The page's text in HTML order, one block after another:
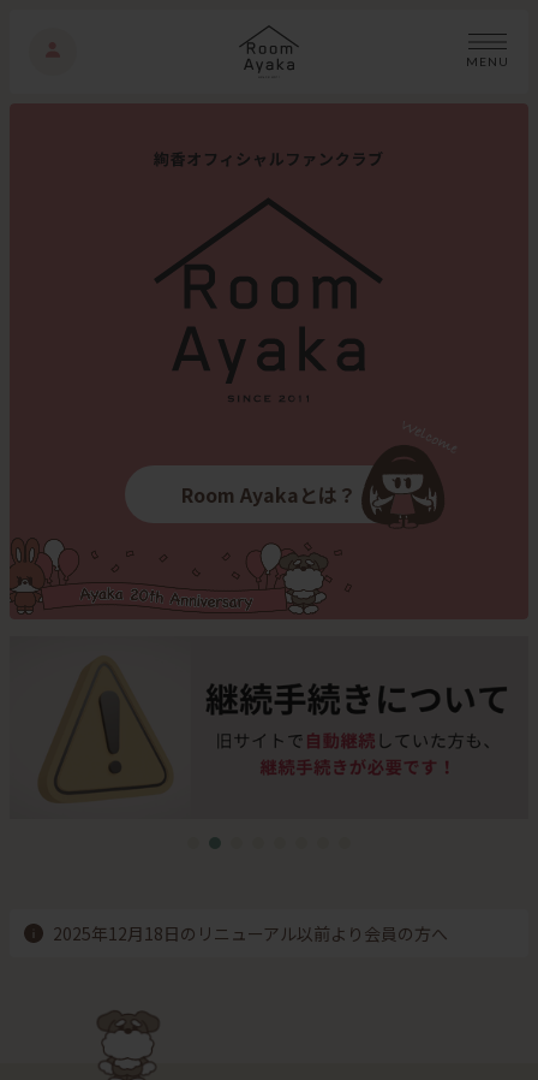
M E N U
Room Ayakaとは？
2025年12月18日のリニューアル以前より会員の方へ